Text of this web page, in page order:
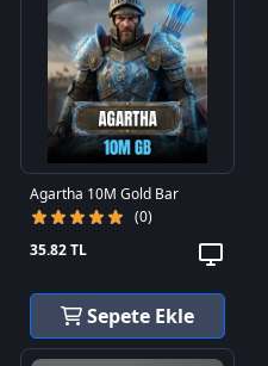
Agartha 10M Gold Bar
(0)
35.82 TL
Sepete Ekle